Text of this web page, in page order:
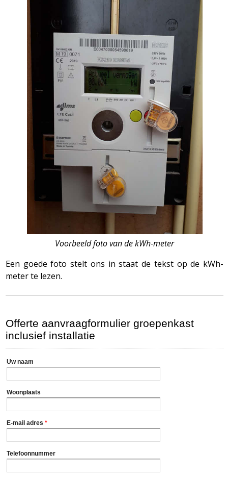
Voorbeeld foto van de kWh-meter
Een goede foto stelt ons in staat de tekst op de kWh-
meter te lezen.